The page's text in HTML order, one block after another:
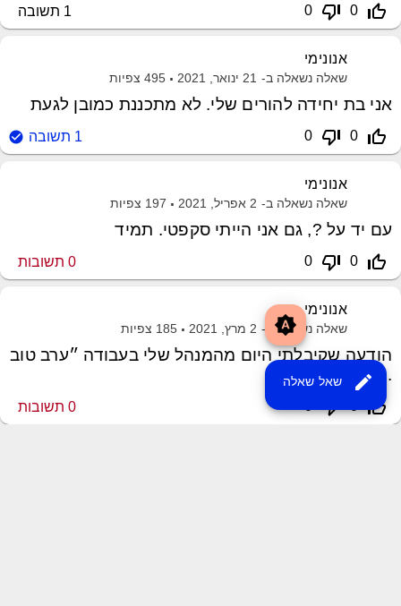
brightness_auto
edit שאל שאלה
thumb_up_off_alt
0
thumb_down_off_alt
0
1 תשובה
אנונימי
שאלה נשאלה ב- 21 ינואר, 2021 495 צפיות
אני בת יחידה להורים שלי. לא מתכננת כמובן לגעת
thumb_up_off_alt
0
thumb_down_off_alt
0
1 תשובה
אנונימי
שאלה נשאלה ב- 2 אפריל, 2021 197 צפיות
עם יד על ?, גם אני הייתי סקפטי. תמיד
thumb_up_off_alt
0
thumb_down_off_alt
0
0 תשובות
אנונימי
שאלה נשאלה ב- 2 מרץ, 2021 185 צפיות
הודעה שקיבלתי היום מהמנהל שלי בעבודה ״ערב טוב
.
thumb_up_off_alt
0
thumb_down_off_alt
0
0 תשובות